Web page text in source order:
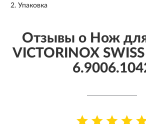
Упаковка
Отзывы о Нож
VICTORINOX